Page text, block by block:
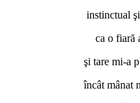
instinctual
ca o fiară
şi tare mi-a
încât mânat